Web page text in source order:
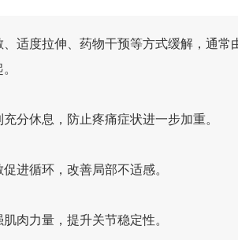
适度拉伸、药物干预等方式缓解，通常
分休息，防止疼痛症状进一步加重。
进循环，改善局部不适感。
肉力量，提升关节稳定性。